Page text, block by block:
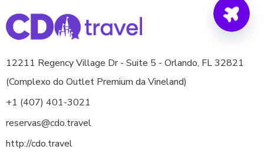
12211 Regency Village Dr - Suite 5 - Orlando, FL 32821
(Complexo do Outlet Premium da Vineland)
+1 (407) 401-3021
reservas@cdo.travel
http://cdo.travel